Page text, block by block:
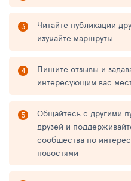
Читайте публикации
изучайте маршруты
Пишите отзывы и
интересующим вас
Общайтесь с другими
друзей и
сообщества по
новостями